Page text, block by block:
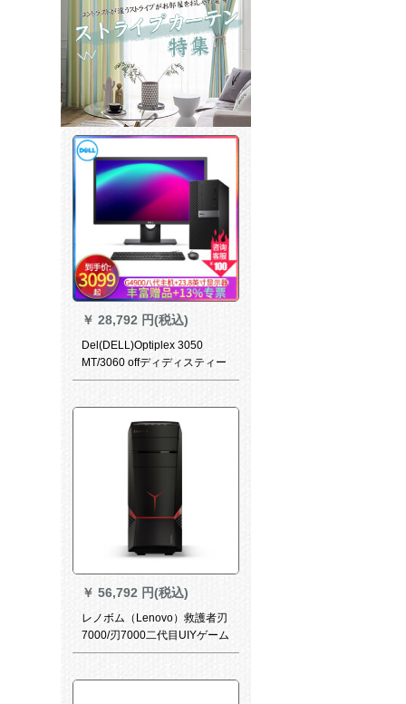
￥ 28,792 円(税込)
Del(DELL)Optiplex 3050
MT/3060 offディディスティー
トラック本ステム用ディップ
2418 HG 4900 G 1 T
￥ 56,792 円(税込)
レノボム（Lenovo）救護者刃
7000/刃7000二代目UIYゲーム
ゲームグループグループグル